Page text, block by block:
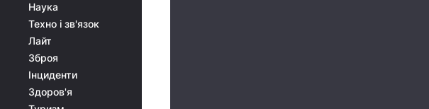
Наука
Техно і зв'язок
Лайт
Зброя
Інциденти
Здоров'я